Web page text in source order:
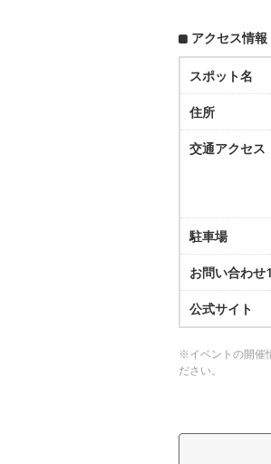
アクセス情報
スポット名
住所
交通アクセス
駐車場
お問い合わせ1
公式サイト
※イベントの開催
ださい。